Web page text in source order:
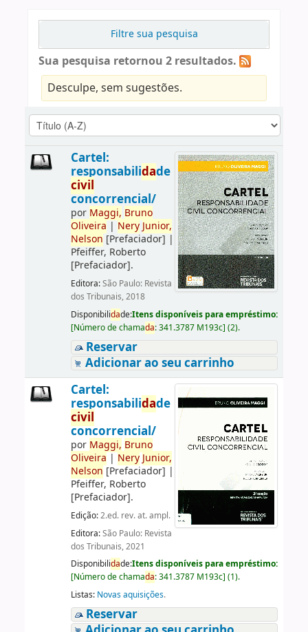
Filtre sua pesquisa
Sua pesquisa retornou 2 resultados.
Desculpe, sem sugestões.
Cartel:
responsabilidade
civil
concorrencial/
por Maggi, Bruno
Oliveira | Nery Junior,
Nelson [Prefaciador] |
Pfeiffer, Roberto
[Prefaciador].
Editora:São Paulo: Revista
dos Tribunais, 2018
Disponibilidade:Itens disponíveis para empréstimo:
[Número de chamada:341.3787 M193c] (2).
Reservar
Adicionar ao seu carrinho
Cartel:
responsabilidade
civil
concorrencial/
por Maggi, Bruno
Oliveira | Nery Junior,
Nelson [Prefaciador] |
Pfeiffer, Roberto
[Prefaciador].
Edição:2.ed. rev. at. ampl.
Editora:São Paulo: Revista
dos Tribunais, 2021
Disponibilidade:Itens disponíveis para empréstimo:
[Número de chamada:341.3787 M193c] (1).
Listas: Novas aquisições.
Reservar